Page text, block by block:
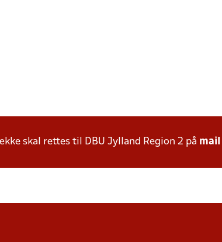
skal rettes til DBU Jylland Region 2 på mail